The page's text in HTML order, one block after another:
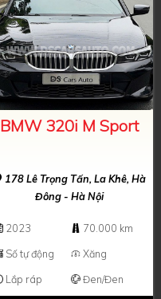
BMW 320i M Sport
178 Lê Trọng Tấn, La Khê, Hà
Đông - Hà Nội
2023
70.000 km
Số tự động
Xăng
Lắp ráp
Đen/Đen